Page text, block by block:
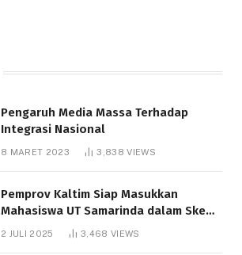
Pengaruh Media Massa Terhadap
Integrasi Nasional
8 MARET 2023 3,838VIEWS
Pemprov Kaltim Siap Masukkan
Mahasiswa UT Samarinda dalam Skema
Bantuan Pendidikan Gratispol
2 JULI 2025 3,468 VIEWS